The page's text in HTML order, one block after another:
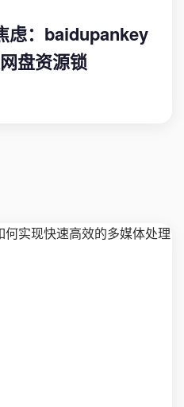
虑：baidupankey
盘资源锁